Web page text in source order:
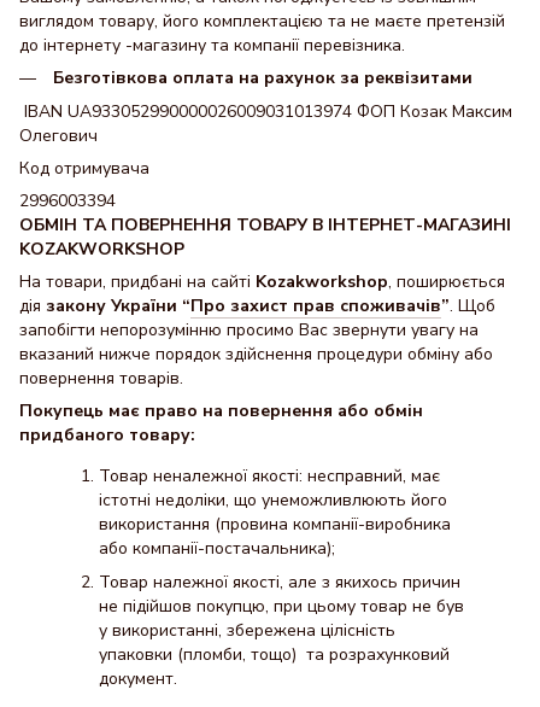
виглядом товару, його комплектацією та не маєте претензій
до інтернету -магазину та компанії перевізника.
Безготівкова оплата на рахунок за реквізитами
IBAN UA933052990000026009031013974 ФОП Козак Максим
Олегович
Код отримувача
2996003394
ОБМІН ТА ПОВЕРНЕННЯ ТОВАРУ В ІНТЕРНЕТ-МАГАЗИНІ
KOZAKWORKSHOP
На товари, придбані на сайті Kozakworkshop, поширюється
дія закону України “Про захист прав споживачів”. Щоб
запобігти непорозумінню просимо Вас звернути увагу на
вказаний нижче порядок здійснення процедури обміну або
повернення товарів.
Покупець має право на повернення або обмін
придбаного товару:
Товар неналежної якості: несправний, має
істотні недоліки, що унеможливлюють його
використання (провина компанії-виробника
або компанії-постачальника);
Товар належної якості, але з якихось причин
не підійшов покупцю, при цьому товар не був
у використанні, збережена цілісність
упаковки (пломби, тощо) та розрахунковий
документ.